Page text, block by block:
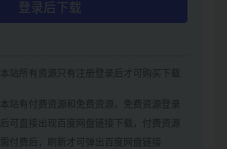
登录后下载
本站所有资源只有注册登录后才可购买下载
本站有付费资源和免费资源，免费资源登录
后可直接出现百度网盘链接下载，付费资源
需付费后，刷新才可弹出百度网盘链接